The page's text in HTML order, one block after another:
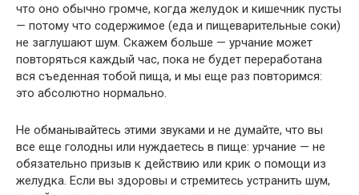
что оно обычно громче, когда желудок и кишечник пусты
— потому что содержимое (еда и пищеварительные соки)
не заглушают шум. Скажем больше — урчание может
повторяться каждый час, пока не будет переработана
вся съеденная тобой пища, и мы еще раз повторимся:
это абсолютно нормально.
Не обманывайтесь этими звуками и не думайте, что вы
все еще голодны или нуждаетесь в пище: урчание — не
обязательно призыв к действию или крик о помощи из
желудка. Если вы здоровы и стремитесь устранить шум,